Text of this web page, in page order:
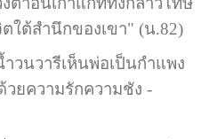
ใต้สำนึกของเขา" (น.82)
ารีเห็นพ่อเป็นกำแพง
วยความรักความชัง -